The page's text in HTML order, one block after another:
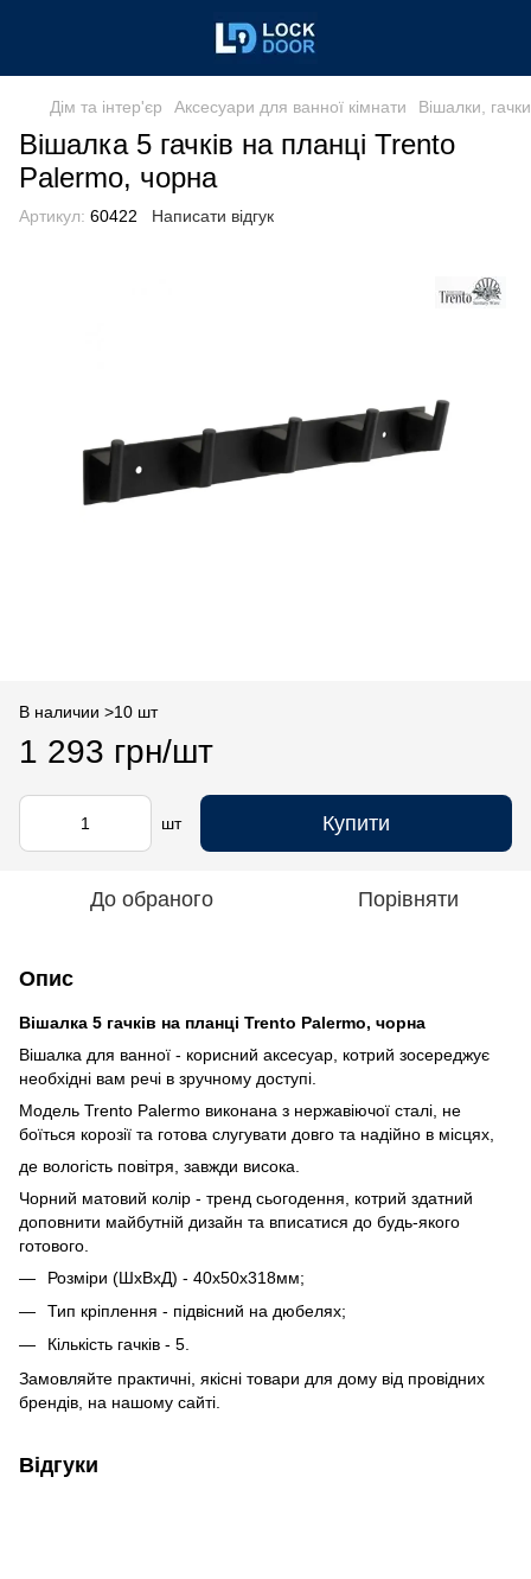
Дім та інтер'єр Аксесуари для ванної кімнати Вішалки,
Вішалка 5 гачків на планці Trento
Palermo, чорна
Артикул: 60422 Написати відгук
В наличии >10 шт
1 293 грн/шт
шт Купити
До обраного Порівняти
Опис
Вішалка 5 гачків на планці Trento Palermo, чорна
Вішалка для ванної - корисний аксесуар, котрий зосереджує
необхідні вам речі в зручному доступі.
Модель Trento Palermo виконана з нержавіючої сталі, не
боїться корозії та готова слугувати довго та надійно в місцях,
де вологість повітря, завжди висока.
Чорний матовий колір - тренд сьогодення, котрий здатний
доповнити майбутній дизайн та вписатися до будь-якого
готового.
Розміри (ШхВхД) - 40х50х318мм;
Тип кріплення - підвісний на дюбелях;
Кількість гачків - 5.
Замовляйте практичні, якісні товари для дому від провідних
брендів, на нашому сайті.
Відгуки